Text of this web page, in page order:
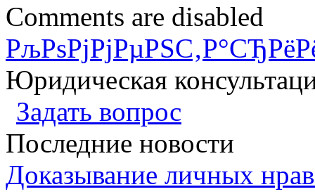
Comments are disabled
Юридическая
Задать вопрос
Последние новости
Доказывание личных